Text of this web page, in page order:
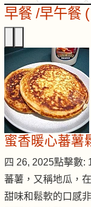
早餐 /早午餐
蜜香暖心蕃薯
四 26, 2025點擊數:
蕃薯，又稱地瓜，
甜味和鬆軟的口感